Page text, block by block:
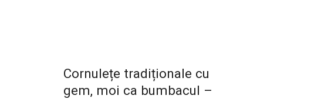
Cornulețe tradiționale cu
gem, moi ca bumbacul –